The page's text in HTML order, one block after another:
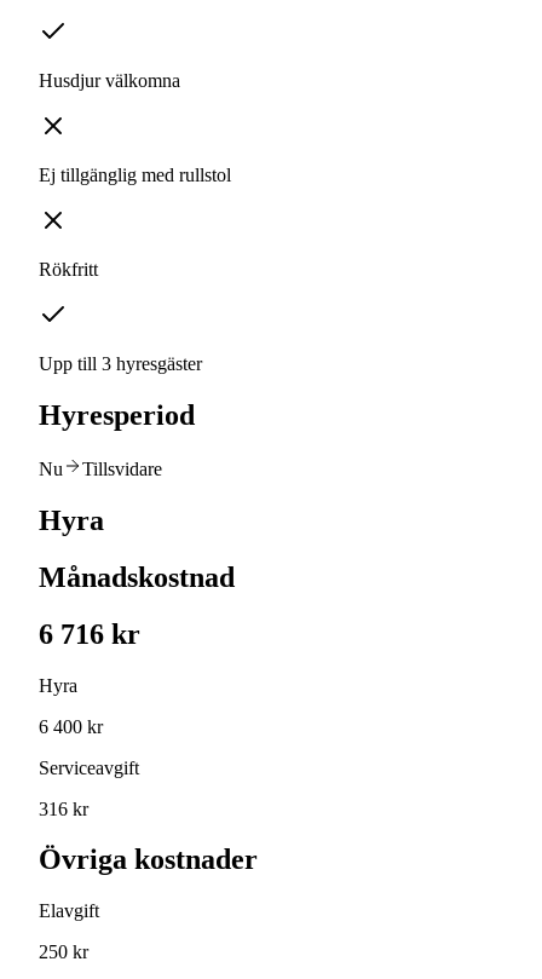
Husdjur välkomna
Ej tillgänglig med rullstol
Rökfritt
Upp till 3 hyresgäster
Hyresperiod
Nu Tillsvidare
Hyra
Månadskostnad
6 716 kr
Hyra
6 400 kr
Serviceavgift
316 kr
Övriga kostnader
Elavgift
250 kr